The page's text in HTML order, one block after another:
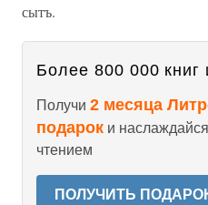
сытъ.
Более 800 000 книг
Получи 2 месяца
подарок и
чтением
ПОЛУЧИТЬ